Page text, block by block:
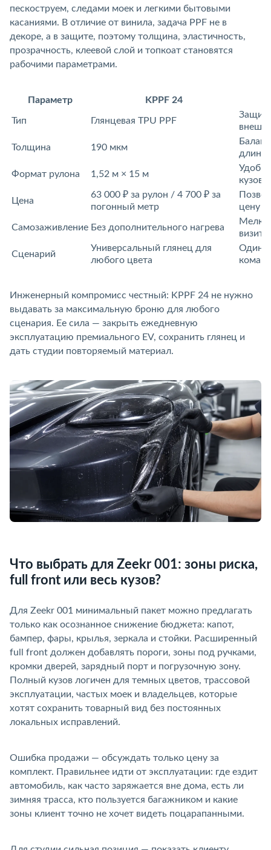
пескоструем, следами моек и легкими бытовыми
касаниями. В отличие от винила, задача PPF не
декоре, а в защите, поэтому толщина, эластичность,
прозрачность, клеевой слой и топкоат становятся
рабочими параметрами.
Параметр KPPF 24
Тип Глянцевая TPU PPF
Толщина 190 мкм
Формат рулона 1,52 м × 15 м
кузо
Цена
63 000 ₽ за рулон / 4 700 ₽ за
погонный метр
цену
Самозаживление Без дополнительного нагрева
изита
Сценарий
Универсальный глянец для
любого цвета
Один
Инженерный компромисс честный: KPPF 24 не нужно
ыдавать за максимальную броню для любого
сценария. Ее сила — закрыть ежедневную
эксплуатацию премиального EV, сохранить глянец и
дать студии повторяемый материал.
Что выбрать для Zeekr 001: зоны риска,
full front или весь кузов?
Для Zeekr 001 минимальный пакет можно предлагать
только как осознанное снижение бюджета: капот,
ампер, фары, крылья, зеркала и стойки. Расширенный
full front должен добавлять пороги, зоны под ручками,
кромки дверей, зарядный порт и погрузочную зону.
Полный кузов логичен для темных цветов, трассовой
эксплуатации, частых моек и владельцев, которые
хотят сохранить товарный вид без постоянных
локальных исправлений.
Ошибка продажи — обсуждать только цену за
комплект. Правильнее идти от эксплуатации: где ездит
автомобиль, как часто заряжается вне дома, есть ли
зимняя трасса, кто пользуется багажником и какие
зоны клиент точно не хочет видеть поцарапанными.